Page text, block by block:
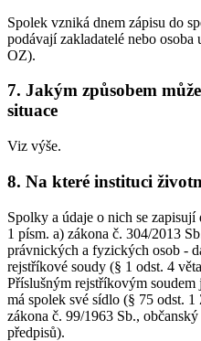
Spolek vzniká dnem zápisu do
podávají zakladatelé nebo
OZ).
7. Jakým způsobem
situace
Viz výše.
8. Na které instituci
Spolky a údaje o nich se
1 písm. a) zákona č. 304/2013
právnických a fyzických osob -
rejstříkové soudy (§ 1 odst. 4
Příslušným rejstříkovým
má spolek své sídlo (§ 75 odst.
zákona č. 99/1963 Sb.,
předpisů).